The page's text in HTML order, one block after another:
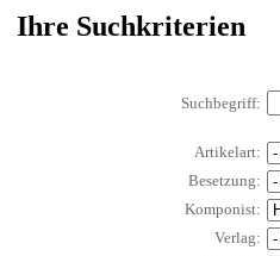
Ihre Suchkriterien
Suchbegriff:
Artikelart:
Besetzung:
Komponist:
Verlag: